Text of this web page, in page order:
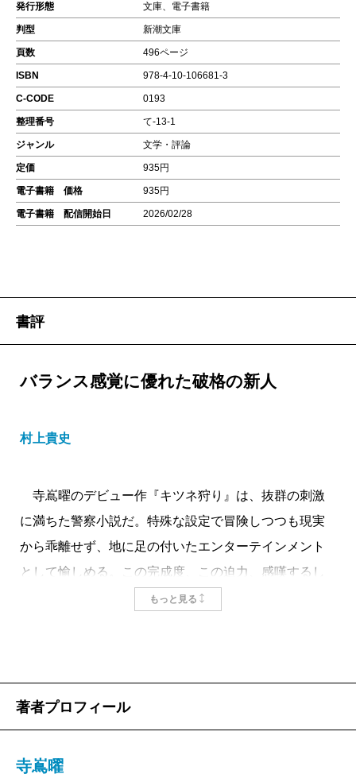
発行形態 文庫、電子書籍
判型 新潮文庫
頁数 496ページ
ISBN 978-4-10-106681-3
C-CODE 0193
整理番号 て-13-1
ジャンル 文学・評論
定価 935円
電子書籍 価格 935円
電子書籍 配信開始日 2026/02/28
書評
バランス感覚に優れた破格の新人
村上貴史
寺嶌曜のデビュー作『キツネ狩り』は、抜群の刺激
に満ちた警察小説だ。特殊な設定で冒険しつつも現実
から乖離せず、地に足の付いたエンターテインメント
として愉しめる。この完成度、この迫力、感嘆するし
を契機に彼女は六年半在籍した刑事課を離れ、警務課
などして、事故原因を調べている。バイクの直前を横
もっと見る
著者プロフィール
寺嶌曜